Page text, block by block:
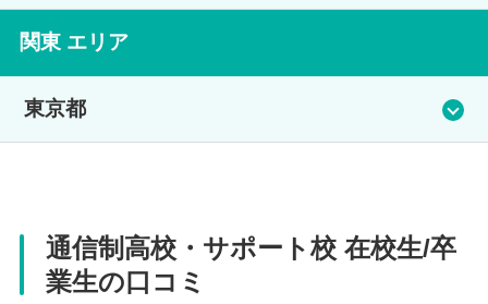
本校 仙台
住所
022-791-3222
関東 エリア
東京都
住所
東京都千代田区外神田6丁目5-12
【CLARK NEXT Tokyo】
通信制高校・サポート校 在校生/卒
業生の口コミ